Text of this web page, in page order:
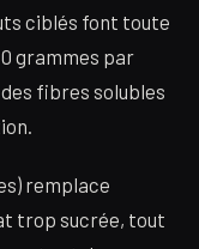
ciblés font toute
grammes par
fibres solubles
remplace
trop sucrée, tout